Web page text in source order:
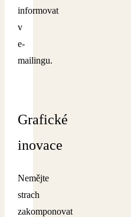
informovat
v
e-
mailingu.
Grafické
inovace
Nemějte
strach
zakomponovat